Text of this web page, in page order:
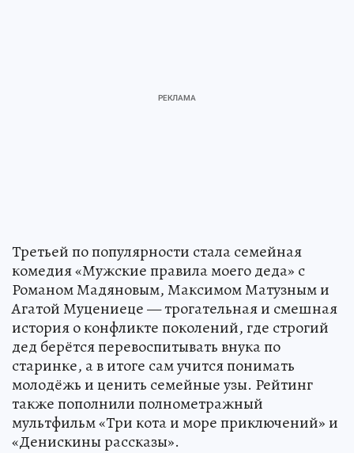
Третьей по популярности стала семейная
комедия «Мужские правила моего деда» с
Романом Мадяновым, Максимом Матузным и
Агатой Муцениеце — трогательная и смешная
история о конфликте поколений, где строгий
дед берётся перевоспитывать внука по
старинке, а в итоге сам учится понимать
молодёжь и ценить семейные узы. Рейтинг
также пополнили полнометражный
мультфильм «Три кота и море приключений» и
«Денискины рассказы».